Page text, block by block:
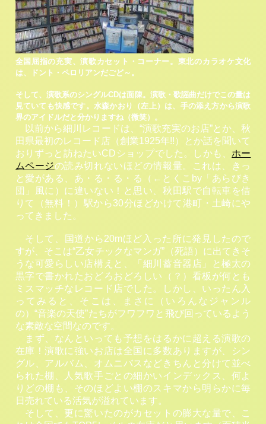
全国屈指の充実、演歌カセット・コーナー。東北のカラオケ文化
は、ドント・ペロリアンだごど～。
そして、演歌系のシングルCDは面陳。演歌・歌謡曲だけでこの量は
見ていても快感です。水森かおり（左上）は、手の添え方から演歌
界のアイドルだと分かりますね（微笑）。
以前から細川レコードは、“演歌充実のお店”とか、秋
田県最初のレコード店（創業1925年!!）とか話を聞いて
おりずっと訪ねたいCDショップでした。しかも、 ホー
ムページの読み切れないほどの情報量。これは、きっ
と愛がある、あ・る・る・る（←とくこby「あらびき
団」風に）に違いない！と思い、秋田駅で自転車を借
りて（無料！）駅から30分ほどかけて港町・土崎にや
ってきました。
そして、国道から20mほど入った所に発見したので
すが、そこは“乙女チックなマンガ”（死語）に出てきそ
うな可愛らしい店構えと、「細川蓄音器店」と極太の
黒字で書かれたおどろおどろしい（？）看板が何とも
ミスマッチなレコード店でした。しかし、いったん入
ってみると、そこは、まさに（いろんなジャンル
の）“音楽の天使”たちがフワフワと飛び回っているよう
な素敵な空間なのです。
まず、なんといっても予想をはるかに超える演歌の
在庫！演歌に強いお店は全国に多数ありますが、シン
グル、アルバム、オムニバスなどきちんと分けて並べ
られた棚、人気歌手ごとの細かいインデックス、何よ
りどの棚も、そのほどよい棚のスキマから明らかに毎
日売れている活気が溢れています。
そして、更に驚いたのがカセットの膨大な量で、こ